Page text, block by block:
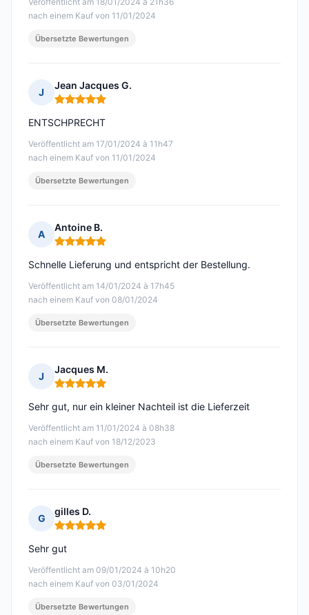
nach einem Kauf von 11/01/2024
Übersetzte Bewertungen
J
Jean Jacques G.
Hinweis: 5 von 5
Veröffentlicht am 17/01/2024 à 11h47
nach einem Kauf von 11/01/2024
ENTSCHPRECHT
Übersetzte Bewertungen
A
Antoine B.
Hinweis: 5 von 5
Veröffentlicht am 14/01/2024 à 17h45
nach einem Kauf von 08/01/2024
Schnelle Lieferung und entspricht der Bestellung.
Übersetzte Bewertungen
J
Jacques M.
Hinweis: 5 von 5
Veröffentlicht am 11/01/2024 à 08h38
nach einem Kauf von 18/12/2023
Sehr gut, nur ein kleiner Nachteil ist die Lieferzeit
Übersetzte Bewertungen
G
gilles D.
Hinweis: 5 von 5
Veröffentlicht am 09/01/2024 à 10h20
nach einem Kauf von 03/01/2024
Sehr gut
Übersetzte Bewertungen